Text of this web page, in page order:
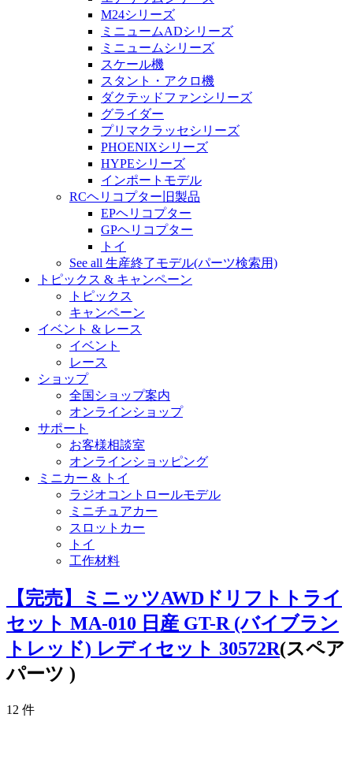
M24シリーズ
ミニュームADシリーズ
ミニュームシリーズ
スケール機
スタント・アクロ機
ダクテッドファンシリーズ
グライダー
プリマクラッセシリーズ
PHOENIXシリーズ
HYPEシリーズ
インポートモデル
RCヘリコプター旧製品
EPヘリコプター
GPヘリコプター
トイ
See all 生産終了モデル(パーツ検索用)
トピックス & キャンペーン
トピックス
キャンペーン
イベント & レース
イベント
レース
ショップ
全国ショップ案内
オンラインショップ
サポート
お客様相談室
オンラインショッピング
ミニカー & トイ
ラジオコントロールモデル
ミニチュアカー
スロットカー
トイ
工作材料
【完売】ミニッツAWDドリフトトライ
セット MA-010 日産 GT-R (バイブラン
トレッド) レディセット 30572R(スペア
パーツ )
12 件